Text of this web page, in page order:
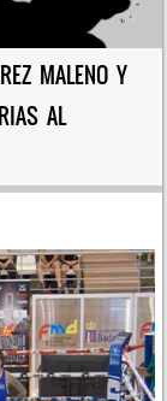
MALENO Y
AL